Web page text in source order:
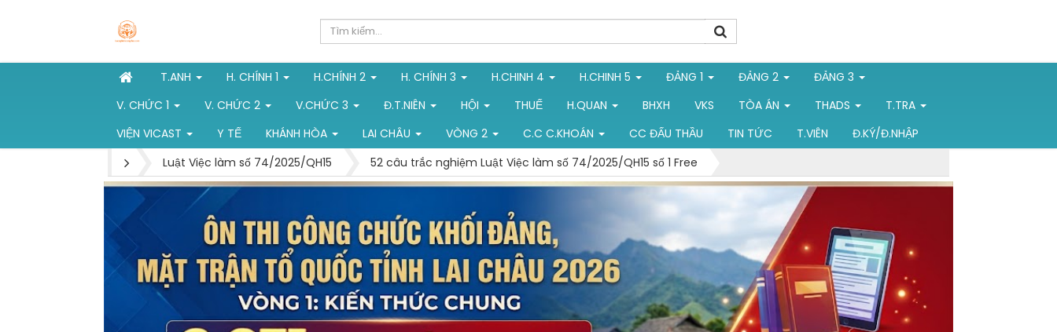
T.ANH H. CHÍNH 1 H.CHÍNH 2 H. CHÍNH 3 H.CHINH 4 H.CHINH 5 ĐẢNG 1 ĐẢNG 2
ĐẢNG 3
V. CHỨC 1
V. CHỨC 2 V.CHỨC 3 Đ.T.NIÊN HỘI THUẾ H.QUAN BHXH VKS TÒA ÁN THADS
T.TRA
VIỆN VICAST
Y TẾ KHÁNH HÒA LAI CHÂU VÒNG 2 C.C C.KHOÁN CC ĐẤU THẦU TIN TỨC T.VIÊN
Đ.KÝ/Đ.NHẬP
Luật Việc làm số 74/2025/QH15
52 câu trắc nghiệm Luật Việc làm số 74/2025/QH15 số 1 Free